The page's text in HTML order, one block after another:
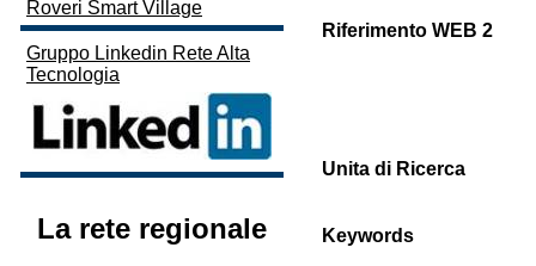
Roveri Smart Village
Gruppo Linkedin Rete Alta
Tecnologia
La rete regionale
Riferimento WEB 2
Unita di Ricerca
Keywords